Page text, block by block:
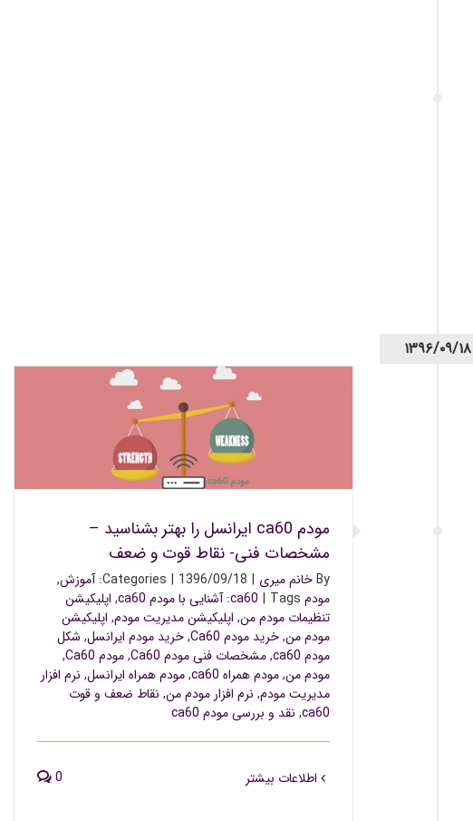
۱۳۹۶/۰۹/۱۸
مودم ca60 ایرانسل را بهتر بشناسید – مشخصات فنی- نقاط
قوت و ضعف
مودم ca60 ایرانسل را بهتر بشناسید –
مشخصات فنی- نقاط قوت و ضعف
By خانم میری |
1396/09/18
|
Categories: آموزش,
مودم ca60
| Tags: آشنایی با مودم ca60 , اپلیکیشن
تنظیمات مودم من, اپلیکیشن مدیریت مودم, اپلیکیشن
مودم من,خرید مودم Ca60 ,خرید مودم ایرانسل, شکل
مودم ca60
,مشخصات فنی مودم Ca60 ,مودم Ca60
,
مودم من,مودم همراه ca60 ,مودم همراه ایرانسل, نرم افزار
مدیریت مودم, نرم افزار مودم من, نقاط ضعف و قوت
ca60
, نقد و بررسی مودم ca60
اطلاعات بیشتر 0